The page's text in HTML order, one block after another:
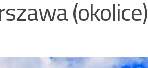
(okolice)